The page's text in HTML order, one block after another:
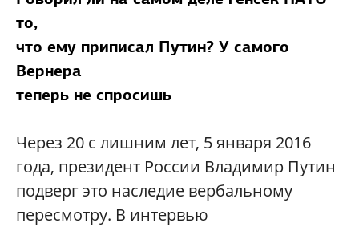
то,
что ему приписал Путин? У самого
Вернера
теперь не спросишь
Через 20 с лишним лет, 5 января 2016
года, президент России Владимир Путин
подверг это наследие вербальному
пересмотру. В интервью